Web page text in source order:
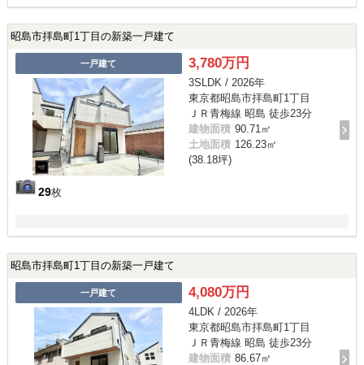
昭島市拝島町1丁目の新築一戸建て
一戸建て
29枚
3,780万円
3SLDK / 2026年
東京都昭島市拝島町1丁目
ＪＲ青梅線 昭島 徒歩23分
建物面積 90.71㎡
土地面積 126.23㎡
(38.18坪)
昭島市拝島町1丁目の新築一戸建て
一戸建て 4,080万円
4LDK / 2026年
東京都昭島市拝島町1丁目
ＪＲ青梅線 昭島 徒歩23分
建物面積 86.67㎡